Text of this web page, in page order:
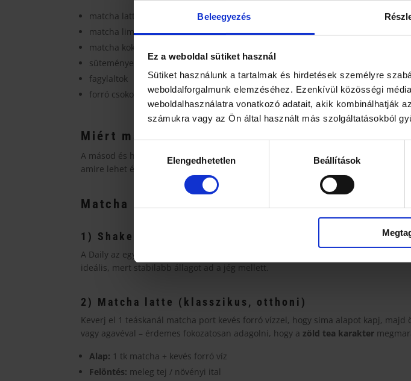
Beleegyezés
Ez a weboldal sütiket használ
Sütiket használunk a tartalmak és hirdetések személyre
weboldalforgalmunk elemzéséhez. Ezenkívül közösségi
weboldalhasználatra vonatkozó adatait, akik kombinálhatják
számukra vagy az Ön által használt más szolgáltatásokból
kiválasztásaElengedhetetlen Beállítások
matcha latte (meleg vagy jeges)
matcha limonádé
matcha koktélok
sütemények, édességek
fagylaltok
forró csokoládé
Miért más a Daily ízprofilja?
A másod és harmad szüretelésből készült matcha általában markánsabb, „zöld
amire lehet építeni lattét, jeges italokat vagy akár desszertet is – és könnyebben
Matcha elkészítése – gyors, hétköznapi
1) Shaker (5 másodperc)
A Daily az egyik legpraktikusabb „rohanós” matcha: add a port vízhez, tejhez
ideális, mert stabilabb állagot ad a jég mellett.
2) Matcha latte (klasszikus, otthoni)
Keverj el 1 teáskanál matcha port kevés forró vízzel, hogy sima alapot kapj,
vagy agavéval – érdemes fokozatosan adagolni, hogy azöld tea karakter
Alap: 1 tk matcha + kevés forró víz
Felöntés: meleg tej / növényi ital